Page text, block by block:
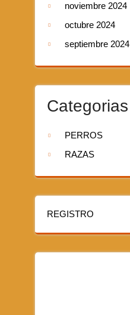
noviembre 2024
octubre 2024
septiembre 2024
Categorias
PERROS
RAZAS
REGISTRO